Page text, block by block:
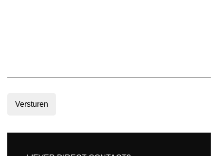
Versturen